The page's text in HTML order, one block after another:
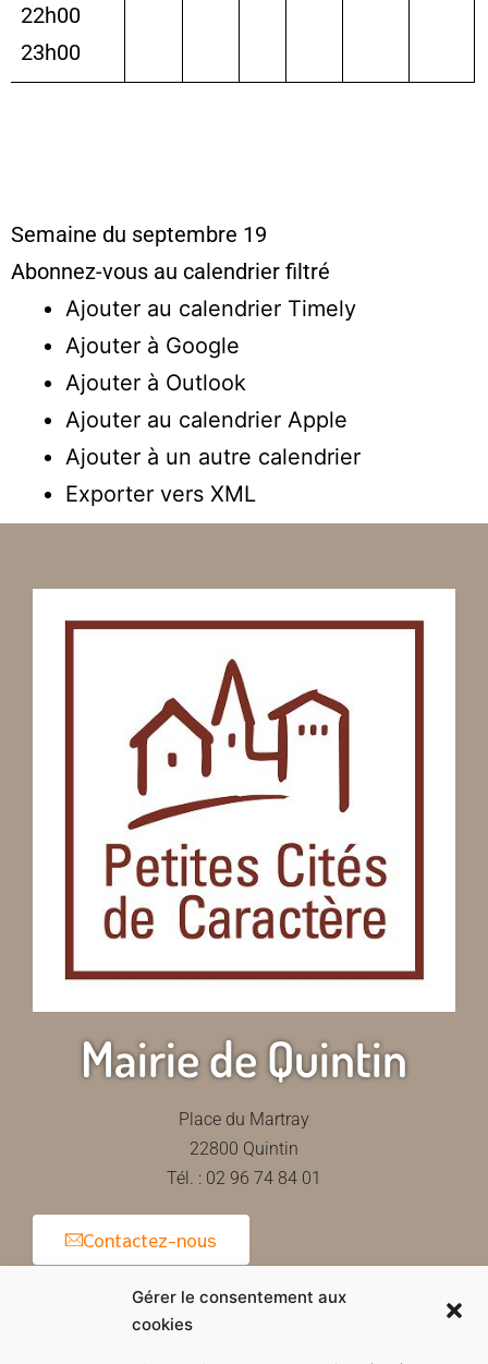
Gérer le consentement aux
cookies
22h00
23h00
Semaine du septembre 19
Abonnez-vous au calendrier filtré
Ajouter au calendrier Timely
Ajouter à Google
Ajouter à Outlook
Ajouter au calendrier Apple
Ajouter à un autre calendrier
Exporter vers XML
Mairie de Quintin
Place du Martray
22800 Quintin
Tél. : 02 96 74 84 01
Contactez-nous